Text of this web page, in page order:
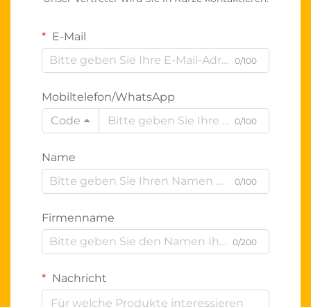
E-Mail
0/100
Mobiltelefon/WhatsApp
Code
0/100
Name
0/100
Firmenname
0/200
Nachricht